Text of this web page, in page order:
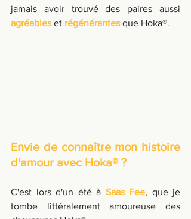
agréables et régénérantes que Hoka®.
Envie de connaître mon histoire
d'amour avec Hoka® ?
C'est lors d'un été à Saas Fee, que je